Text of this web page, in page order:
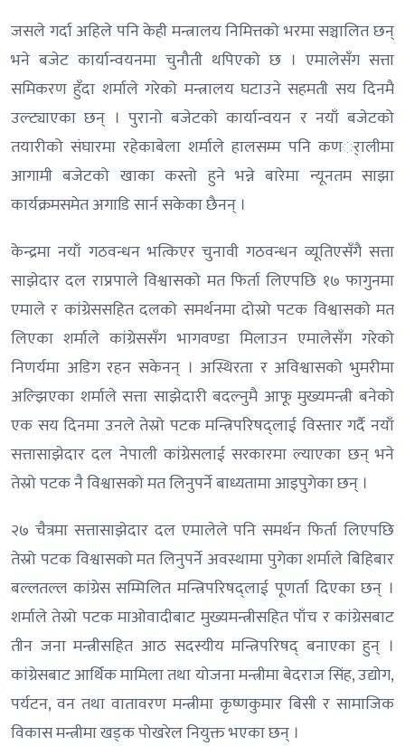
जसले गर्दा अहिले पनि केही मन्त्रालय निमित्तको भरमा सञ्चालित छन्
भने बजेट कार्यान्वयनमा चुनौती थपिएको छ । एमालेसँग सत्ता
समिकरण हुँदा शर्माले गरेको मन्त्रालय घटाउने सहमती सय दिनमै
उल्ट्याएका छन् । पुरानो बजेटको कार्यान्वयन र नयाँ बजेटको
तयारीको संघारमा रहेकाबेला शर्माले हालसम्म पनि कणर्ालीमा
आगामी बजेटको खाका कस्तो हुने भन्ने बारेमा न्यूनतम साझा
कार्यक्रमसमेत अगाडि सार्न सकेका छैनन् ।
केन्द्रमा नयाँ गठवन्धन भत्किएर चुनावी गठवन्धन व्यूतिएसँगै सत्ता
साझेदार दल राप्रपाले विश्वासको मत फिर्ता लिएपछि १७ फागुनमा
एमाले र कांग्रेससहित दलको समर्थनमा दोस्रो पटक विश्वासको मत
लिएका शर्माले कांग्रेससँग भागवण्डा मिलाउन एमालेसँग गरेको
निणर्यमा अडिग रहन सकेनन् । अस्थिरता र अविश्वासको भुमरीमा
अल्झिएका शर्माले सत्ता साझेदारी बदल्नुमै आफू मुख्यमन्त्री बनेको
एक सय दिनमा उनले तेस्रो पटक मन्त्रिपरिषद्लाई विस्तार गर्दै नयाँ
सत्तासाझेदार दल नेपाली कांग्रेसलाई सरकारमा ल्याएका छन् भने
तेस्रो पटक नै विश्वासको मत लिनुपर्ने बाध्यतामा आइपुगेका छन् ।
२७ चैत्रमा सत्तासाझेदार दल एमालेले पनि समर्थन फिर्ता लिएपछि
तेस्रो पटक विश्वासको मत लिनुपर्ने अवस्थामा पुगेका शर्माले बिहिबार
बल्लतल्ल कांग्रेस सम्मिलित मन्त्रिपरिषद्लाई पूणर्ता दिएका छन् ।
शर्माले तेस्रो पटक माओवादीबाट मुख्यमन्त्रीसहित पाँच र कांग्रेसबाट
तीन जना मन्त्रीसहित आठ सदस्यीय मन्त्रिपरिषद् बनाएका हुन् ।
कांग्रेसबाट आर्थिक मामिला तथा योजना मन्त्रीमा बेदराज सिंह, उद्योग,
पर्यटन, वन तथा वातावरण मन्त्रीमा कृष्णकुमार बिसी र सामाजिक
विकास मन्त्रीमा खड्क पोखरेल नियुक्त भएका छन् ।